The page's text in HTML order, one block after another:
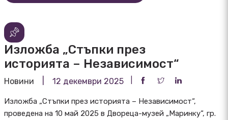
Изложба „Стъпки през
историята – Независимост“
Новини 12 декември 2025
Изложба „Стъпки през историята – Независимост“,
проведена на 10 май 2025 в Двореца-музей „Маринку“, гр.